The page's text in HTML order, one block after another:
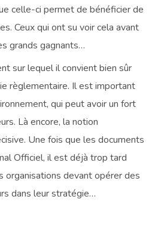
celle-ci permet de bénéficier de
Ceux qui ont su voir cela avant
grands gagnants…
sur lequel il convient bien sûr
règlementaire. Il est important
qui peut avoir un fort
Là encore, la notion
Une fois que les documents
Officiel, il est déjà trop tard
organisations devant opérer des
dans leur stratégie…